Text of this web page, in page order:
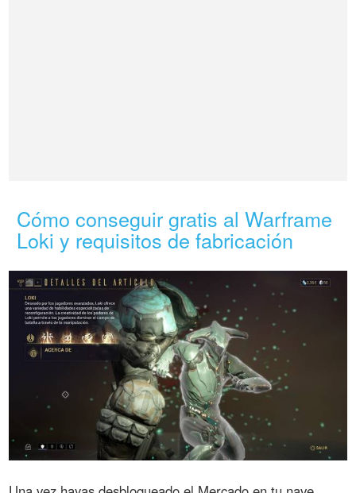
Cómo conseguir gratis al Warframe
Loki y requisitos de fabricación